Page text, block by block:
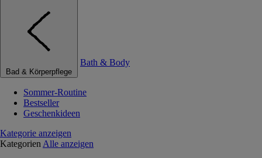
Bad & Körperpflege
Bath & Body
Sommer-Routine
Bestseller
Geschenkideen
Kategorie anzeigen
Kategorien Alle anzeigen